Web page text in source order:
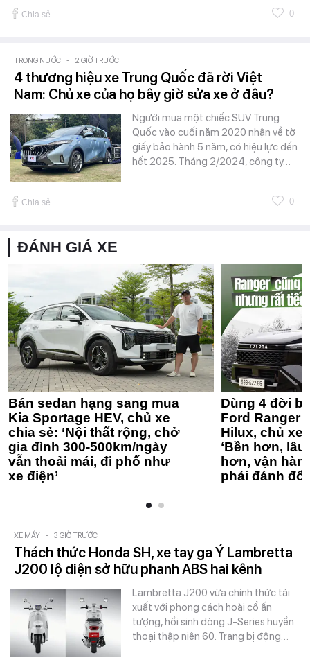
Chia sẻ 0
TRONG NƯỚC - 2 GIỜ TRƯỚC
4 thương hiệu xe Trung Quốc đã rời Việt
Nam: Chủ xe của họ bây giờ sửa xe ở đâu?
Người mua một chiếc SUV Trung
Quốc vào cuối năm 2020 nhận về tờ
giấy bảo hành 5 năm, có hiệu lực đến
hết 2025. Tháng 2/2024, công ty…
Chia sẻ 0
ĐÁNH GIÁ XE
Bán sedan hạng sang mua
Kia Sportage HEV, chủ xe
chia sẻ: ‘Nội thất rộng, chở
gia đình 300-500km/ngày
vẫn thoải mái, đi phố như
xe điện’
Dùng 4 đời
Ford Ranger
Hilux, chủ xe
‘Bền hơn,
hơn, vận
phải đánh
XE MÁY - 3 GIỜ TRƯỚC
Thách thức Honda SH, xe tay ga Ý Lambretta
J200 lộ diện sở hữu phanh ABS hai kênh
Lambretta J200 vừa chính thức tái
xuất với phong cách hoài cổ ấn
tượng, hồi sinh dòng J-Series huyền
thoại thập niên 60. Trang bị động…